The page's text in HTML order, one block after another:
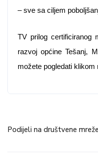
– sve sa ciljem
TV prilog certificiranog
razvoj općine Tešanj,
možete pogledati klikom
Podijeli na društvene